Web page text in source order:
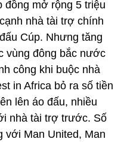
đồng mở rộng 5 triệu
nhà tài trợ chính
Cúp. Nhưng tăng
vùng đông bắc nước
công khi buộc nhà
in Africa bỏ ra số tiền
lên áo đấu, nhiều
nhà tài trợ trước. Số
với Man United, Man